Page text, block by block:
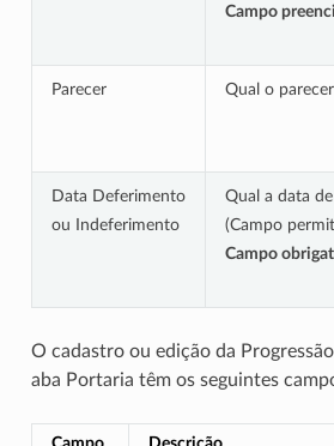
Campo
Parecer Qual o
Data Deferimento
ou Indeferimento
Qual a data
(Campo
Campo
O cadastro ou edição da
aba Portaria têm os seguintes